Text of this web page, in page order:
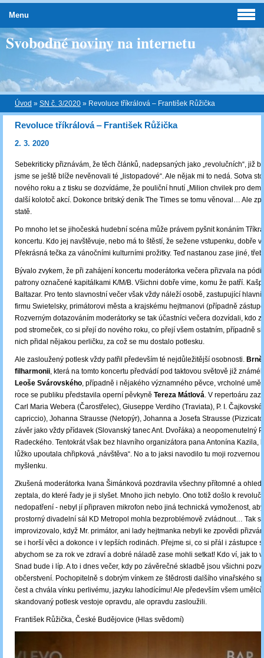
Svobodné noviny na internetu
Úvod » SN č. 3/2020 » Revoluce tříkrálová ‒ František Růžička
Revoluce tříkrálová ‒ František Růžička
2. 3. 2020
Sebekriticky přiznávám, že těch článků, nadepsaných jako „revolučních“, již
jsme se ještě blíže nevěnovali té „listopadové“. Ale nějak mi to nedá. Sotva
nového roku a z tisku se dozvídáme, že pouliční hnutí „Milion chvilek pro
další kolotoč akcí. Dokonce britský deník The Times se tomu věnoval… Ale
statě.
Po mnoho let se jihočeská hudební scéna může právem pyšnit konáním
koncertu. Kdo jej navštěvuje, nebo má to štěstí, že sežene vstupenku, dobře
Překrásná tečka za vánočními kulturními prožitky. Teď nastanou zase jiné,
Bývalo zvykem, že při zahájení koncertu moderátorka večera přizvala na
patrony označené kapitálkami K/M/B. Všichni dobře víme, komu že patří.
Baltazar. Pro tento slavnostní večer však vždy náleží osobě, zastupující
firmu Swietelsky, primátorovi města a krajskému hejtmanovi (případně
Rozverným dotazováním moderátorky se tak účastníci večera dozvídali, kdo
pod stromeček, co si přejí do nového roku, co přejí všem ostatním, případně
nich přidal nějakou perličku, za což se mu dostalo potlesku.
Ale zasloužený potlesk vždy patřil především té nejdůležitější osobnosti.
filharmonii, která na tomto koncertu předvádí pod taktovou světově již
Leoše Svárovského, případně i nějakého významného pěvce, vrcholné
roce se publiku představila operní pěvkyně Tereza Mátlová. V repertoáru
Carl Maria Webera (Čarostřelec), Giuseppe Verdiho (Traviata), P. I.
capriccio), Johanna Strausse (Netopýr), Johanna a Josefa Strausse
závěr jako vždy přídavek (Slovanský tanec Ant. Dvořáka) a neopomenutelný
Radeckého. Tentokrát však bez hlavního organizátora pana Antonína Kazila,
lůžko upoutala chřipková „návštěva“. No a to jaksi navodilo tu moji rozvernou
myšlenku.
Zkušená moderátorka Ivana Šimánková pozdravila všechny přítomné a
zeptala, do které řady je ji slyšet. Mnoho jich nebylo. Ono totiž došlo k
nedopatření - nebyl jí připraven mikrofon nebo jiná technická vymoženost,
prostorný divadelní sál KD Metropol mohla bezproblémově zvládnout… Tak
improvizovalo, když Mr. primátor, ani lady hejtmanka nebyli ke zpovědi
se i horší věci a dokonce i v lepších rodinách. Přejme si, co si přál i zástupce
abychom se za rok ve zdraví a dobré náladě zase mohli setkat! Kdo ví, jak to
Snad bude i líp. A to i dnes večer, kdy po závěrečné skladbě jsou všichni
občerstvení. Pochopitelně s dobrým vínkem ze štědrosti dalšího vinařského
čest a chvála vínku perlivému, jazyku lahodícímu! Ale především všem
skandovaný potlesk vestoje opravdu, ale opravdu zasloužili.
František Růžička, České Budějovice (Hlas svědomí)
Menu